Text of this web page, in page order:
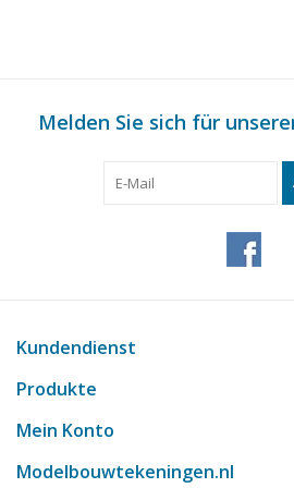
Melden Sie sich für
Kundendienst
Produkte
Mein Konto
Modelbouwtekeningen.nl